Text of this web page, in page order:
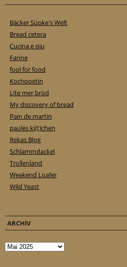
Bäcker Süpke's Welt
Bread cetera
Cucina e piu
Farine
fool for food
Kochpoetin
Lite mer bröd
My discovery of bread
Pain de martin
paules ki(t)chen
Rekas Blog
Schlammdackel
Trollenland
Weekend Loafer
Wild Yeast
ARCHIV
Archiv